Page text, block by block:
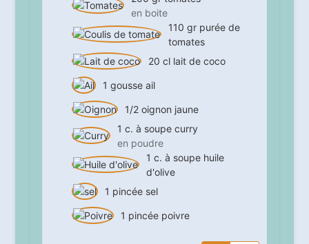
en boite
110 gr purée de
tomates
20 cl lait de coco
1 gousse ail
1/2 oignon jaune
1 c. à soupe curry
en poudre
1 c. à soupe huile
d'olive
1 pincée sel
1 pincée poivre